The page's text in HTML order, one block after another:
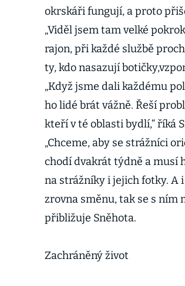
okrskáři fungují, a proto
„Viděl jsem tam velké
rajon, při každé službě
ty, kdo nasazují
„Když jsme dali každému
ho lidé brát vážně. Řeší
kteří v té oblasti bydlí,“ říká
„Chceme, aby se strážníci
chodí dvakrát týdně a musí
na strážníky i jejich fotky. A
zrovna směnu, tak se s ním
přibližuje Sněhota.
Zachráněný život